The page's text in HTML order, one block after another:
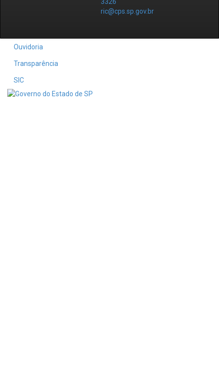
ric@cps.sp.gov.br
Ouvidoria
Transparência
SIC